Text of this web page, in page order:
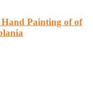
Painting of of